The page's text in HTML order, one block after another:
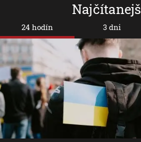
24 hodín 3 dni